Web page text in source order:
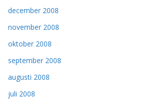
december 2008
november 2008
oktober 2008
september 2008
augusti 2008
juli 2008